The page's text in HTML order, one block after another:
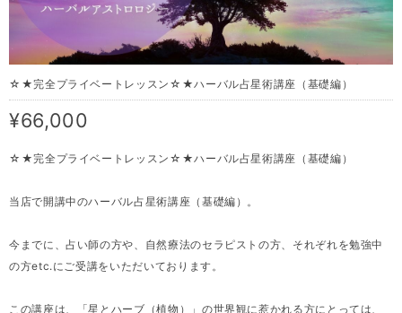
☆★完全プライベートレッスン☆★ハーバル占星術講座（基礎編）
¥66,000
☆★完全プライベートレッスン☆★ハーバル占星術講座（基礎編）
当店で開講中のハーバル占星術講座（基礎編）。
今までに、占い師の方や、自然療法のセラピストの方、それぞれを勉強中
の方etc.にご受講をいただいております。
この講座は、「星とハーブ（植物）」の世界観に惹かれる方にとっては、